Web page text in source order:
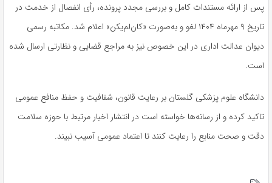
پس از ارائه مستندات کامل و بررسی مجدد پرونده، رأی انفصال از خدمت در
تاریخ ۹ مهرماه ۱۴۰۴ لغو و به‌صورت «کان‌لم‌یکن» اعلام شد. مکاتبه رسمی
دیوان عدالت اداری در این خصوص نیز به مراجع قضایی و نظارتی ارسال شده
است.
دانشگاه علوم پزشکی گلستان بر رعایت قانون، شفافیت و حفظ منافع عمومی
تاکید کرده و از رسانه‌ها خواسته است در انتشار اخبار مرتبط با حوزه سلامت
دقت و صحت منابع را رعایت کنند تا اعتماد عمومی آسیب نبیند.